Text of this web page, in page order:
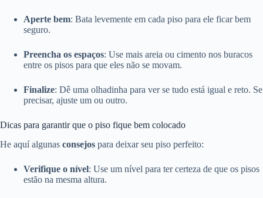
Aperte bem: Bata levemente em cada piso para ele ficar bem
seguro.
Preencha os espaços: Use mais areia ou cimento nos buracos
entre os pisos para que eles não se movam.
Finalize: Dê uma olhadinha para ver se tudo está igual e reto. Se
precisar, ajuste um ou outro.
Dicas para garantir que o piso fique bem colocado
He aquí algunas consejos para deixar seu piso perfeito:
Verifique o nível: Use um nível para ter certeza de que os pisos
estão na mesma altura.